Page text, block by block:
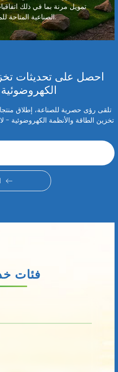
تمويل مرنة بما في ذلك
الصناعية المتاحة للمشاريع التجارية.
احصل على تحديثات
تلقى رؤى حصرية للصناعة، إطلاق
تخزين الطاقة والأنظمة الكهروضوئية
فئات